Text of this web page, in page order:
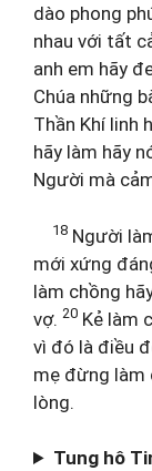
dào phong
nhau với tất
anh em hãy
Chúa những
Thần Khí linh
hãy làm hãy
Người mà
18 Người
mới xứng
làm chồng
vợ. 20 Kẻ làm
vì đó là điều
mẹ đừng làm
lòng.
Tung hô